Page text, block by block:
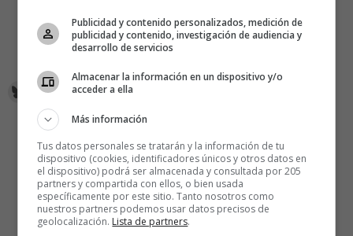
Publicidad y contenido personalizados, medición de
publicidad y contenido, investigación de audiencia y
desarrollo de servicios
Almacenar la información en un dispositivo y/o
acceder a ella
Más información
Tus datos personales se tratarán y la información de tu
dispositivo (cookies, identificadores únicos y otros datos en
el dispositivo) podrá ser almacenada y consultada por 205
partners y compartida con ellos, o bien usada
específicamente por este sitio. Tanto nosotros como
nuestros partners podemos usar datos precisos de
geolocalización. Lista de partners.